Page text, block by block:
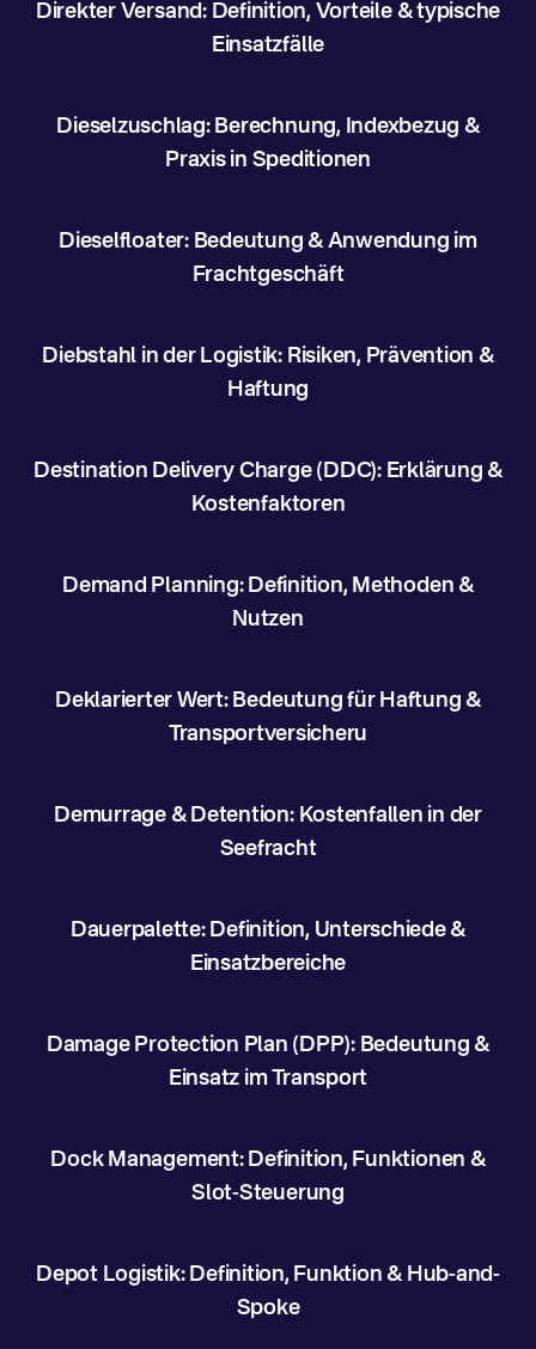
Direkter Versand: Definition, Vorteile & typische
Einsatzfälle
Dieselzuschlag: Berechnung, Indexbezug &
Praxis in Speditionen
Dieselfloater: Bedeutung & Anwendung im
Frachtgeschäft
Diebstahl in der Logistik: Risiken, Prävention &
Haftung
Destination Delivery Charge (DDC): Erklärung &
Kostenfaktoren
Demand Planning: Definition, Methoden &
Nutzen
Deklarierter Wert: Bedeutung für Haftung &
Transportversicheru
Demurrage & Detention: Kostenfallen in der
Seefracht
Dauerpalette: Definition, Unterschiede &
Einsatzbereiche
Damage Protection Plan (DPP): Bedeutung &
Einsatz im Transport
Dock Management: Definition, Funktionen &
Slot-Steuerung
Depot Logistik: Definition, Funktion & Hub-and-
Spoke